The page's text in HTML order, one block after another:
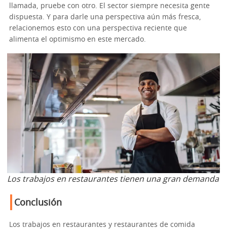
llamada, pruebe con otro. El sector siempre necesita gente
dispuesta. Y para darle una perspectiva aún más fresca,
relacionemos esto con una perspectiva reciente que
alimenta el optimismo en este mercado.
Los trabajos en restaurantes tienen una gran demanda
Conclusión
Los trabajos en restaurantes y restaurantes de comida